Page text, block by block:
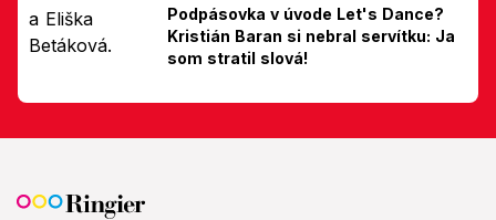
Podpásovka v úvode Let's Dance?
Kristián Baran si nebral servítku: Ja
som stratil slová!